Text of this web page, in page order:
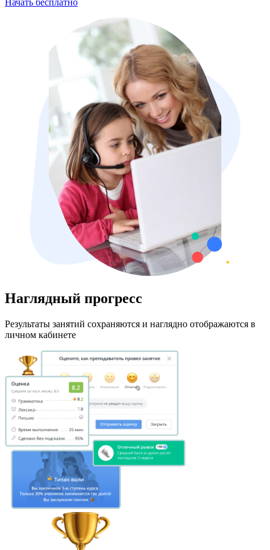
Начать бесплатно
Наглядный прогресс
Результаты занятий сохраняются и наглядно отображаются в
личном кабинете